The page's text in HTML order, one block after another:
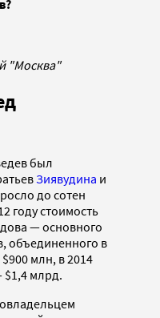
"Москва"
был
Зиявудина и
до сотен
году стоимость
— основного
объединенного в
млн, в 2014
$1,4 млрд.